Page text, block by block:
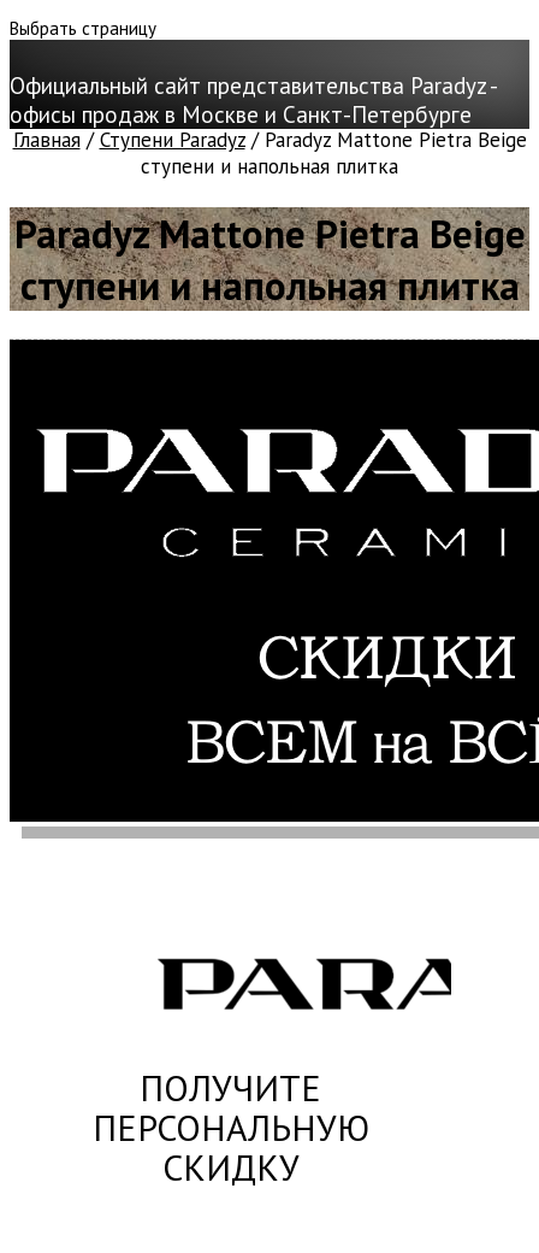
Выбрать страницу
Официальный сайт представительства Paradyz -
офисы продаж в Москве и Санкт-Петербурге
Главная/Ступени Paradyz/ Paradyz Mattone Pietra Beige
ступени и напольная плитка
Paradyz Mattone Pietra Beige
ступени и напольная плитка
ПОЛУЧИТЕ
ПЕРСОНАЛЬНУЮ
СКИДКУ